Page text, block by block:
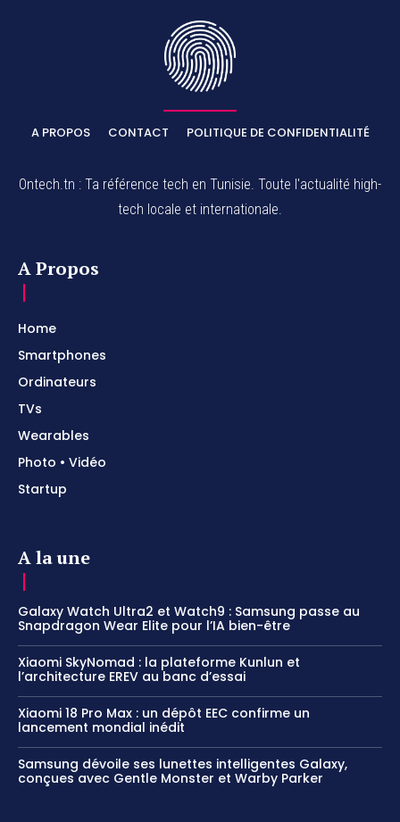
A PROPOS CONTACT POLITIQUE DE CONFIDENTIALITÉ
Ontech.tn : Ta référence tech en Tunisie. Toute l'actualité high-
tech locale et internationale.
A Propos
Home
Smartphones
Ordinateurs
TVs
Wearables
Photo • Vidéo
Startup
A la une
Galaxy Watch Ultra2 et Watch9 : Samsung passe au
Snapdragon Wear Elite pour l’IA bien-être
Xiaomi SkyNomad : la plateforme Kunlun et
l’architecture EREV au banc d’essai
Xiaomi 18 Pro Max : un dépôt EEC confirme un
lancement mondial inédit
Samsung dévoile ses lunettes intelligentes Galaxy,
conçues avec Gentle Monster et Warby Parker